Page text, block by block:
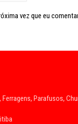
vez que eu
Parafusos,